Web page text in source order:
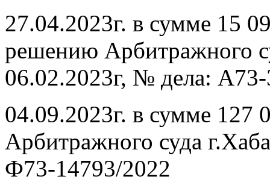
27.04.2023г. в сумме 15
решению Арбитражного
06.02.2023г, № дела:
04.09.2023г. в сумме 127
Арбитражного суда
Ф73-14793/2022